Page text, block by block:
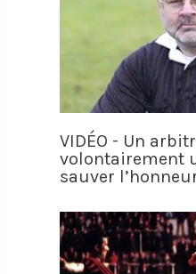
VIDÉO - Un
volontairement
sauver